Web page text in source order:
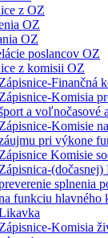
z OZ
OZ
OZ
poslancov OZ
z komisii OZ
Zápisnice-Finančná
Zápisnice-Komisia
a voľnočasové
Zápisnice-Komisie
pri výkone
Zápisnice Komisie
Zápisnica-(dočasnej)
splnenia
funkciu hlavného
Zápisnice-Komisia